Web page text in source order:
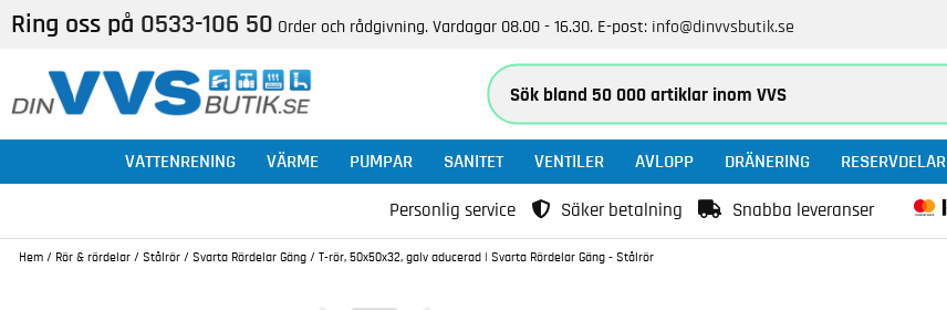
Ring oss på 0533-106 50 Order och rådgivning. Vardagar 08.00 - 16.30. E-post: info@dinvvsbutik.se
VATTENRENING VÄRME PUMPAR SANITET VENTILER AVLOPP DRÄNERING RESERVDELAR
Personlig service Säker betalning Snabba leveranser
Hem / Rör & rördelar / Stålrör / Svarta Rördelar Gäng / T-rör, 50x50x32, galv aducerad | Svarta Rördelar Gäng - Stålrör